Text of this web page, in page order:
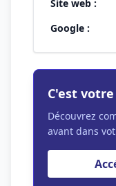
Site web :
Google :
C'est
Découvrez
avant dans